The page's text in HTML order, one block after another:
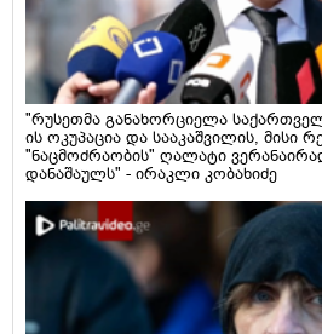
"რუსეთმა განახორციელა
ის ოკუპაცია და სააკაშვილის, მისი
"ნაცმოძრაობის" ღალატი
დანაშაულს" - ირაკლი კობახიძე